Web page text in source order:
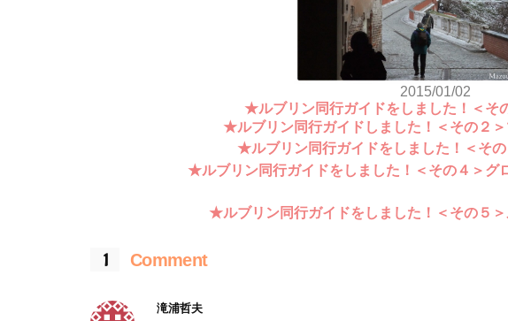
2015/01/02
★ルブリン同行ガイドをしました！＜そ
★ルブリン同行ガイドしました！＜その２
★ルブリン同行ガイドをしました！＜そ
★ルブリン同行ガイドをしました！＜その４＞グ
★ルブリン同行ガイドをしました！＜その５
1 Comment
滝浦哲夫